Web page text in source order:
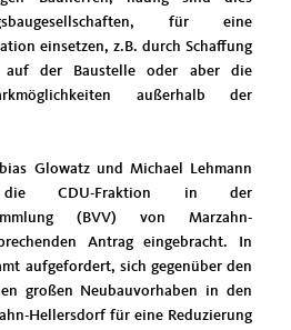
für eine
einsetzen, z.B. durch Schaffung
auf der Baustelle oder aber die
außerhalb der
Glowatz und Michael Lehmann
CDU-Fraktion in der
(BVV) von Marzahn-
Antrag eingebracht. In
aufgefordert, sich gegenüber den
großen Neubauvorhaben in den
Hellersdorf für eine Reduzierung